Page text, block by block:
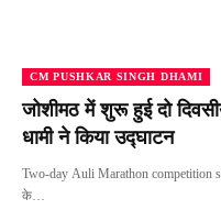
CM PUSHKAR SINGH DHAMI
जोशीमठ में शुरू हुई दो
धामी ने किया उद्घाटन
Two-day Auli Marathon competition
के…